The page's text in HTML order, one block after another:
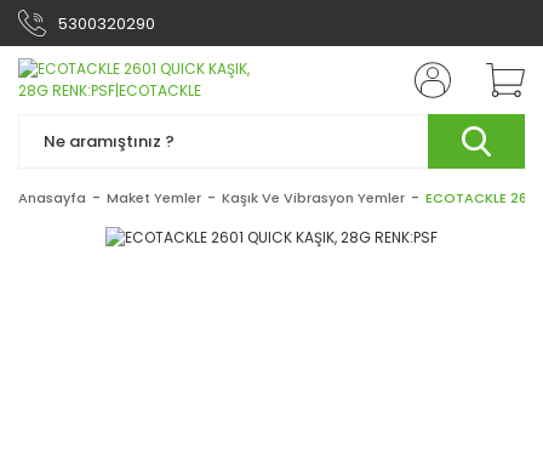
5300320290
Anasayfa Maket Yemler Kaşık Ve Vibrasyon Yemler ECOTACKLE